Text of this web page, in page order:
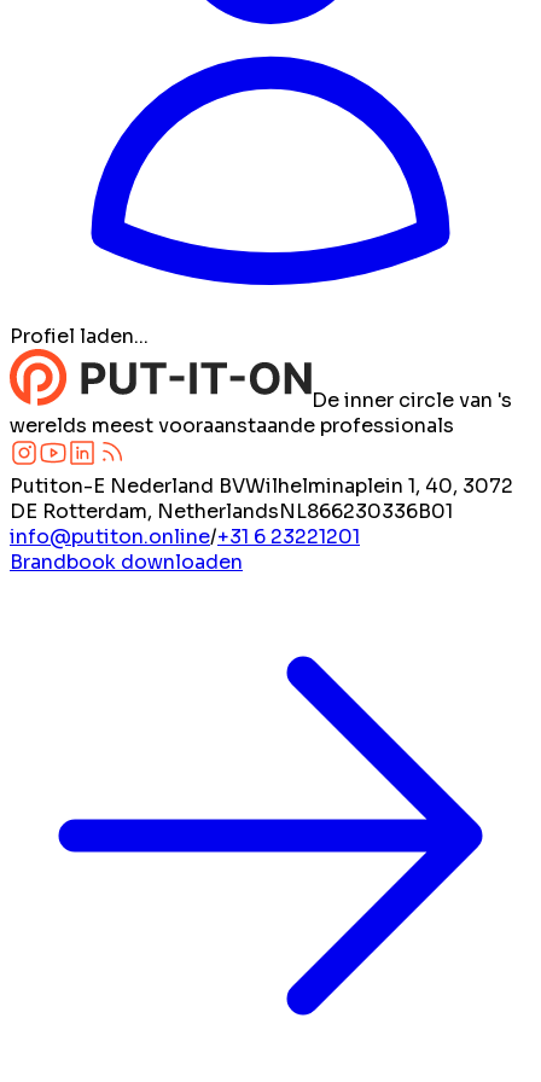
Profiel laden...
De inner circle van 's
werelds meest vooraanstaande professionals
Putiton-E Nederland BVWilhelminaplein 1, 40, 3072
DE Rotterdam, NetherlandsNL866230336B01
info@putiton.online/+31 6 23221201
Brandbook downloaden